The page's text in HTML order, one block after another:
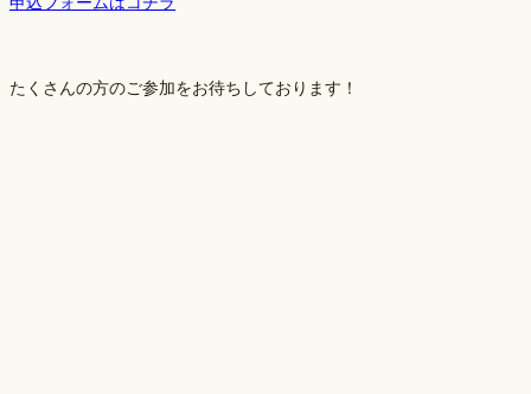
たくさんの方のご参加をお待ちしております！